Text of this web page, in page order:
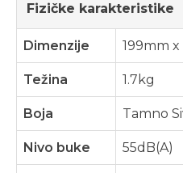
Fizičke karakteristike
Dimenzije 199mm x
Težina 1.7kg
Boja Tamno
Nivo buke 55dB(A)